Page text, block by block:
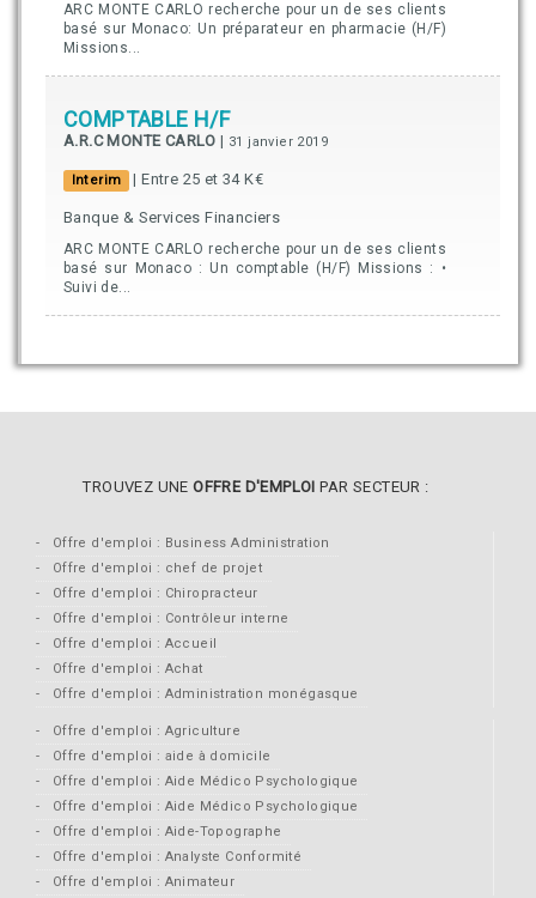
ARC MONTE CARLO recherche pour un de ses clients
basé sur Monaco: Un préparateur en pharmacie (H/F)
Missions...
COMPTABLE H/F
A.R.C MONTE CARLO | 31 janvier 2019
Interim | Entre 25 et 34 K€
Banque & Services Financiers
ARC MONTE CARLO recherche pour un de ses clients
basé sur Monaco : Un comptable (H/F) Missions : •
Suivi de...
TROUVEZ UNEOFFRE D'EMPLOI PAR SECTEUR :
Offre d'emploi : Business Administration
Offre d'emploi : chef de projet
Offre d'emploi : Chiropracteur
Offre d'emploi : Contrôleur interne
Offre d'emploi : Accueil
Offre d'emploi : Achat
Offre d'emploi : Administration monégasque
Offre d'emploi : Agriculture
Offre d'emploi : aide à domicile
Offre d'emploi : Aide Médico Psychologique
Offre d'emploi : Aide Médico Psychologique
Offre d'emploi : Aide-Topographe
Offre d'emploi : Analyste Conformité
Offre d'emploi : Animateur